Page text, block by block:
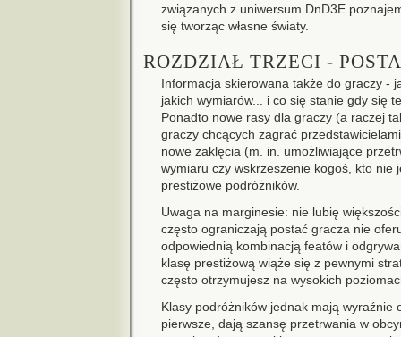
związanych z uniwersum DnD3E
się tworząc własne światy.
ROZDZIAŁ TRZECI -
Informacja skierowana także do graczy -
jakich wymiarów... i co się stanie gdy się
Ponadto nowe rasy dla graczy (a raczej
graczy chcących zagrać
nowe zaklęcia (m. in. umożliwiające
wymiaru czy wskrzeszenie kogoś, kto nie
prestiżowe podróżników.
Uwaga na marginesie: nie lubię
często ograniczają postać gracza nie
odpowiednią kombinacją featów i
klasę prestiżową wiąże się z pewnymi
często otrzymujesz na wysokich
Klasy podróżników jednak mają wyraźnie
pierwsze, dają szansę przetrwania w